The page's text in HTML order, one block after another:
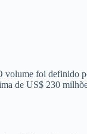
foi definido
de US$ 230